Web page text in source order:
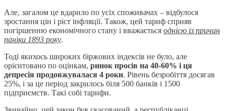
Але, загалом це вдарило по усіх споживачах – відбулося
зростання цін і ріст інфляції. Також, цей тариф сприяв
погіршенню економічного стану і вважається однією із причин
паніки 1893 року.
Тоді якихось широких біржових індексів не було, але
орієнтовано по оцінкам, ринок просів на 40-60% і ця
депресія продовжувалася 4 роки. Рівень безробіття досягав
25%, і за це період закрилось біля 500 банків і 1500
підприємств. Такі собі тарифи.